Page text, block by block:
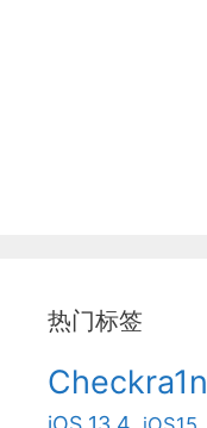
热门标签
Checkra1n